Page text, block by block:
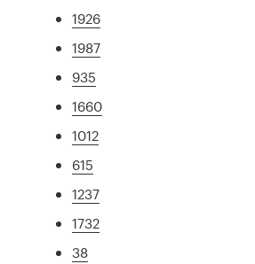
1926
1987
935
1660
1012
615
1237
1732
38